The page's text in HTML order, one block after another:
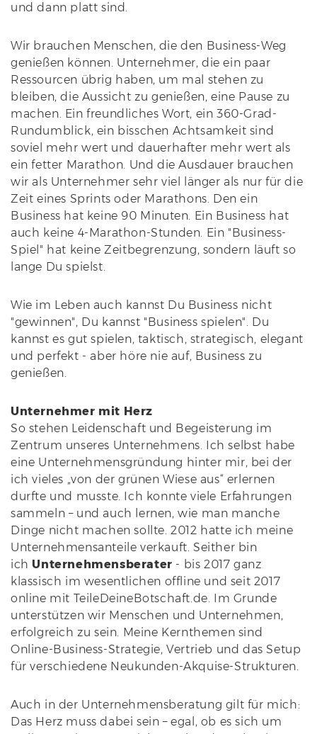
und dann platt sind.
Wir brauchen Menschen, die den Business-Weg
genießen können. Unternehmer, die ein paar
Ressourcen übrig haben, um mal stehen zu
bleiben, die Aussicht zu genießen, eine Pause zu
machen. Ein freundliches Wort, ein 360-Grad-
Rundumblick, ein bisschen Achtsamkeit sind
soviel mehr wert und dauerhafter mehr wert als
ein fetter Marathon. Und die Ausdauer brauchen
wir als Unternehmer sehr viel länger als nur für die
Zeit eines Sprints oder Marathons. Den ein
Business hat keine 90 Minuten. Ein Business hat
auch keine 4-Marathon-Stunden. Ein "Business-
Spiel" hat keine Zeitbegrenzung, sondern läuft so
lange Du spielst.
Wie im Leben auch kannst Du Business nicht
"gewinnen", Du kannst "Business spielen". Du
kannst es gut spielen, taktisch, strategisch, elegant
und perfekt - aber höre nie auf, Business zu
genießen.
Unternehmer mit Herz
So stehen Leidenschaft und Begeisterung im
Zentrum unseres Unternehmens. Ich selbst habe
eine Unternehmensgründung hinter mir, bei der
ich vieles „von der grünen Wiese aus“ erlernen
durfte und musste. Ich konnte viele Erfahrungen
sammeln – und auch lernen, wie man manche
Dinge nicht machen sollte. 2012 hatte ich meine
Unternehmensanteile verkauft. Seither bin
ich Unternehmensberater - bis 2017 ganz
klassisch im wesentlichen offline und seit 2017
online mit TeileDeineBotschaft.de. Im Grunde
unterstützen wir Menschen und Unternehmen,
erfolgreich zu sein. Meine Kernthemen sind
Online-Business-Strategie, Vertrieb und das Setup
für verschiedene Neukunden-Akquise-Strukturen.
Auch in der Unternehmensberatung gilt für mich:
Das Herz muss dabei sein – egal, ob es sich um